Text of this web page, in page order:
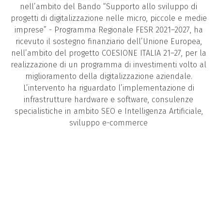
nell’ambito del Bando “Supporto allo sviluppo di
progetti di digitalizzazione nelle micro, piccole e medie
imprese” - Programma Regionale FESR 2021–2027, ha
ricevuto il sostegno finanziario dell’Unione Europea,
nell’ambito del progetto COESIONE ITALIA 21–27, per la
realizzazione di un programma di investimenti volto al
miglioramento della digitalizzazione aziendale.
L’intervento ha riguardato l’implementazione di
infrastrutture hardware e software, consulenze
specialistiche in ambito SEO e Intelligenza Artificiale,
sviluppo e-commerce